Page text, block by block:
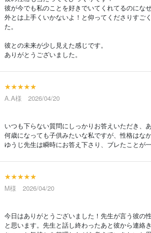
彼が今でも私のことを好きでいてくれてるのにな
外とは上手くいかないよ！と仰ってくださりすご
た。
彼との未来が少し見えた感じです。
ありがとうございました。
★★★★★
A.A様 2026/04/20
いつも下らない質問にしっかりお答えいただき、
何歳になっても子供みたいな私ですが、性格はな
ゆうじ先生は瞬時にお答え下さり、ブレたことが
★★★★★
M様 2026/04/20
今日はありがとうございました！先生が言う彼の
と思います。先生と話し終わったあと彼から連絡